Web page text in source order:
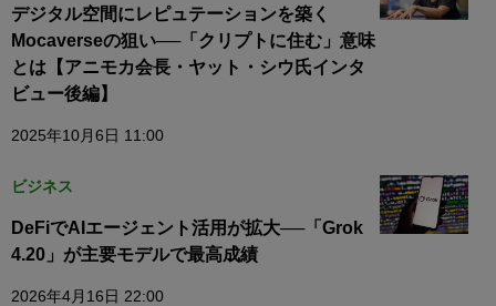
デジタル空間にレピュテーションを築く
Mocaverseの狙い──「クリプトに住む」意味
とは【アニモカ会長・ヤット・シウ氏インタ
ビュー後編】
2025年10月6日 11:00
ビジネス
DeFiでAIエージェント活用が拡大──「Grok
4.20」が主要モデルで最高成績
2026年4月16日 22:00